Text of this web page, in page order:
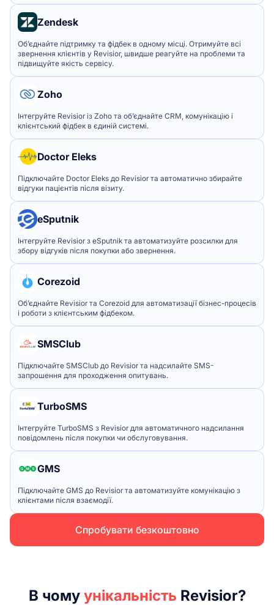
Zendesk
Об’єднайте підтримку та фідбек в одному місці. Отримуйте всі
звернення клієнтів у Revisior, швидше реагуйте на проблеми та
підвищуйте якість сервісу.
Zoho
Інтегруйте Revisior із Zoho та об’єднайте CRM, комунікацію і
клієнтський фідбек в єдиній системі.
Doctor Eleks
Підключайте Doctor Eleks до Revisior та автоматично збирайте
відгуки пацієнтів після візиту.
eSputnik
Інтегруйте Revisior з eSputnik та автоматизуйте розсилки для
збору відгуків після покупки або звернення.
Corezoid
Об’єднайте Revisior та Corezoid для автоматизації бізнес-процесів
і роботи з клієнтським фідбеком.
SMSClub
Підключайте SMSClub до Revisior та надсилайте SMS-
запрошення для проходження опитувань.
TurboSMS
Інтегруйте TurboSMS з Revisior для автоматичного надсилання
повідомлень після покупки чи обслуговування.
GMS
Підключайте GMS до Revisior та автоматизуйте комунікацію з
клієнтами після взаємодії.
Спробувати безкоштовно
В чому унікальність Revisior?